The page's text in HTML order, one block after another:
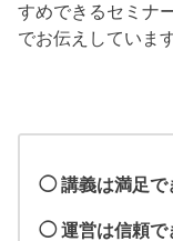
すめできるセミナ
でお伝えしています
◯ 講義は満足で
◯ 運営は信頼で